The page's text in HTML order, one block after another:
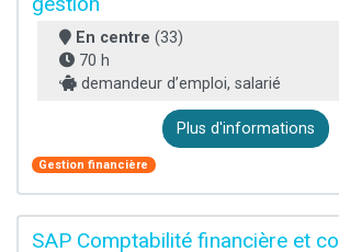
En centre (33)
70 h
demandeur d’emploi, salarié
Plus d'informations
Gestion financière
SAP Comptabilité financière et